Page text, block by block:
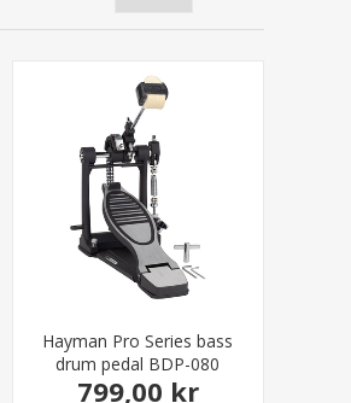
Hayman Pro Series bass
drum pedal BDP-080
799,00 kr